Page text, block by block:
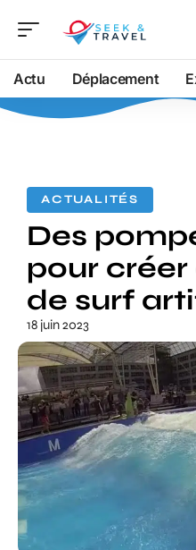
Actu Déplacement
ACTUALITÉS
Des
pour créer
de surf
18 juin 2023